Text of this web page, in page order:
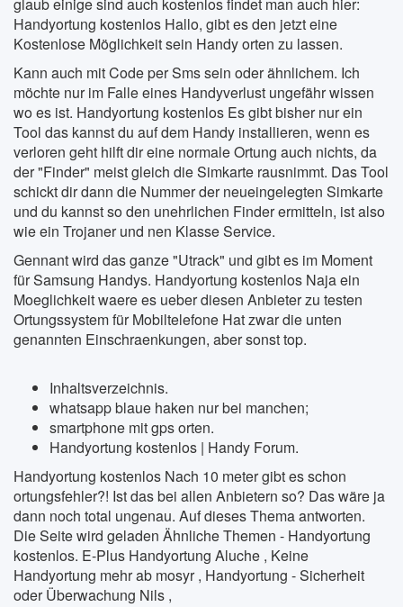
Handyortung kostenlos Hallo, gibt es den jetzt eine
Kostenlose Möglichkeit sein Handy orten zu lassen.
Kann auch mit Code per Sms sein oder ähnlichem. Ich
möchte nur im Falle eines Handyverlust ungefähr wissen
wo es ist. Handyortung kostenlos Es gibt bisher nur ein
Tool das kannst du auf dem Handy installieren, wenn es
verloren geht hilft dir eine normale Ortung auch nichts, da
der "Finder" meist gleich die Simkarte rausnimmt. Das Tool
schickt dir dann die Nummer der neueingelegten Simkarte
und du kannst so den unehrlichen Finder ermitteln, ist also
wie ein Trojaner und nen Klasse Service.
Gennant wird das ganze "Utrack" und gibt es im Moment
für Samsung Handys. Handyortung kostenlos Naja ein
Moeglichkeit waere es ueber diesen Anbieter zu testen
Ortungssystem für Mobiltelefone Hat zwar die unten
genannten Einschraenkungen, aber sonst top.
Inhalts­verzeich­nis.
whatsapp blaue haken nur bei manchen;
smartphone mit gps orten.
Handyortung kostenlos | Handy Forum.
Handyortung kostenlos Nach 10 meter gibt es schon
ortungsfehler?! Ist das bei allen Anbietern so? Das wäre ja
dann noch total ungenau. Auf dieses Thema antworten.
Die Seite wird geladen Ähnliche Themen - Handyortung
kostenlos. E-Plus Handyortung Aluche , Keine
Handyortung mehr ab mosyr , Handyortung - Sicherheit
oder Überwachung Nils ,